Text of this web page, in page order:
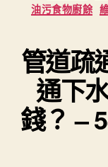
油污食物廚餘
管道疏
通下
錢？ –